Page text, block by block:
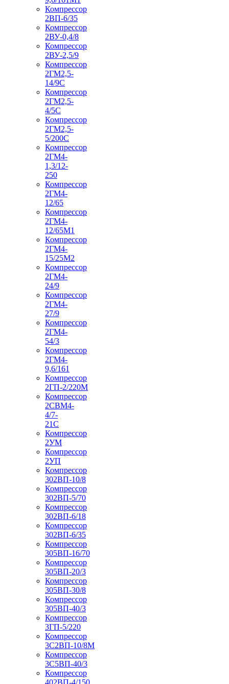
Компрессор
2ВП-6/35
Компрессор
2ВУ-0,4/8
Компрессор
2ВУ-2,5/9
Компрессор
2ГМ2,5-
14/9С
Компрессор
2ГМ2,5-
4/5С
Компрессор
2ГМ2,5-
5/200С
Компрессор
2ГМ4-
1,3/12-
250
Компрессор
2ГМ4-
12/65
Компрессор
2ГМ4-
12/65М1
Компрессор
2ГМ4-
15/25М2
Компрессор
2ГМ4-
24/9
Компрессор
2ГМ4-
27/9
Компрессор
2ГМ4-
54/3
Компрессор
2ГМ4-
9,6/161
Компрессор
2ГП-2/220М
Компрессор
2СВМ4-
4/7-
21С
Компрессор
2УМ
Компрессор
2УП
Компрессор
302ВП-10/8
Компрессор
302ВП-5/70
Компрессор
302ВП-6/18
Компрессор
302ВП-6/35
Компрессор
305ВП-16/70
Компрессор
305ВП-20/3
Компрессор
305ВП-30/8
Компрессор
305ВП-40/3
Компрессор
3ГП-5/220
Компрессор
3С2ВП-10/8М
Компрессор
3С5ВП-40/3
Компрессор
402ВП-4/150